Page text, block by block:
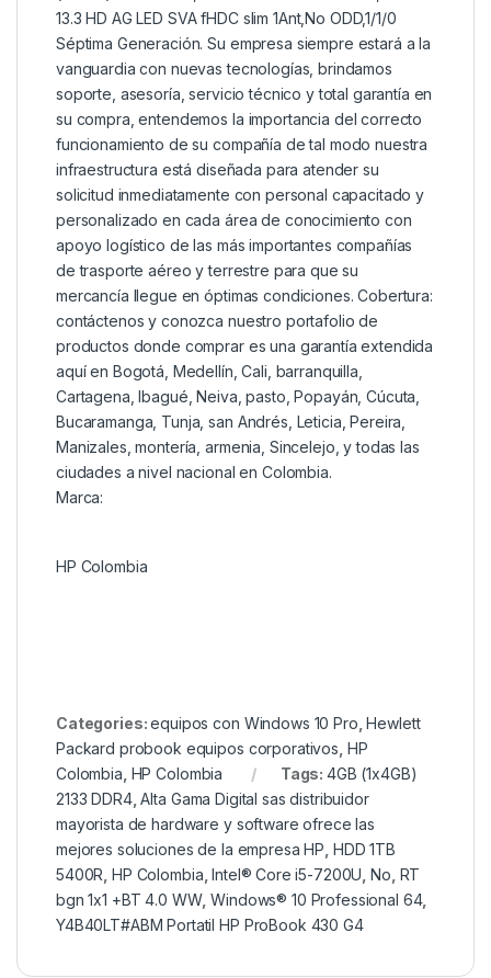
13.3 HD AG LED SVA fHDC slim 1Ant,No ODD,1/1/0
Séptima Generación. Su empresa siempre estará a la
vanguardia con nuevas tecnologías, brindamos
soporte, asesoría, servicio técnico y total garantía en
su compra, entendemos la importancia del correcto
funcionamiento de su compañía de tal modo nuestra
infraestructura está diseñada para atender su
solicitud inmediatamente con personal capacitado y
personalizado en cada área de conocimiento con
apoyo logístico de las más importantes compañías
de trasporte aéreo y terrestre para que su
mercancía llegue en óptimas condiciones. Cobertura:
contáctenos y conozca nuestro portafolio de
productos donde comprar es una garantía extendida
aquí en Bogotá, Medellín, Cali, barranquilla,
Cartagena, Ibagué, Neiva, pasto, Popayán, Cúcuta,
Bucaramanga, Tunja, san Andrés, Leticia, Pereira,
Manizales, montería, armenia, Sincelejo, y todas las
ciudades a nivel nacional en Colombia.
Marca:
HP Colombia
Categories:equipos con Windows 10 Pro ,Hewlett
Packard probook equipos corporativos HP
Colombia HP Colombia Tags: 4GB (1x4GB)
2133 DDR4,Alta Gama Digital sas distribuidor
mayorista de hardware y software ofrece las
mejores soluciones de la empresa HP HDD 1TB
5400R ,HP Colombia ,Intel® Core i5-7200U ,No RT
bgn 1x1 +BT 4.0 WW,Windows® 10 Professional 64,
Y4B40LT#ABM Portatil HP ProBook 430 G4